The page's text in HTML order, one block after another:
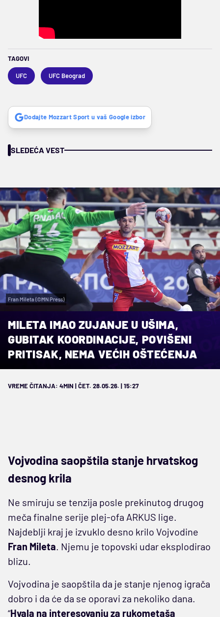
TAGOVI
UFC UFC Beograd
Dodajte Mozzart Sport u vaš Google izbor
SLEDEĆA VEST
Fran Mileta (©MN Press)
MILETA IMAO ZUJANJE U UŠIMA,
GUBITAK KOORDINACIJE, POVIŠENI
PRITISAK, NEMA VEĆIH OŠTEĆENJA
VREME ČITANJA: 4MIN | ČET. 28.05.26. | 15:27
Vojvodina saopštila stanje hrvatskog
desnog krila
Ne smiruju se tenzija posle prekinutog drugog
meča finalne serije plej-ofa ARKUS lige.
Najdeblji kraj je izvuklo desno krilo Vojvodine
Fran Mileta. Njemu je topovski udar eksplodirao
blizu.
Vojvodina je saopštila da je stanje njenog igrača
dobro i da će da se oporavi za nekoliko dana.
“Hvala na interesovanju za rukometaša